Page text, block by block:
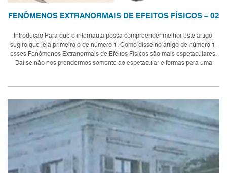
FENÔMENOS EXTRANORMAIS DE EFEITOS FÍSICOS – 02
Introdução Para que o internauta possa compreender melhor este artigo,
sugiro que leia primeiro o de número 1. Como disse no artigo de número 1,
esses Fenômenos Extranormais de Efeitos Físicos são mais espetaculares.
Daí se não nos prendermos somente ao espetacular e formas para uma